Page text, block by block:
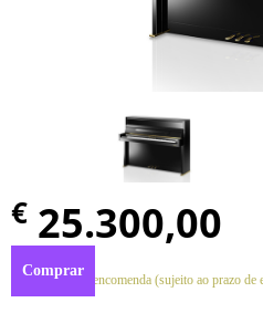
€ 25.300,00
Disponível por encomenda (sujeito ao prazo de
Comprar